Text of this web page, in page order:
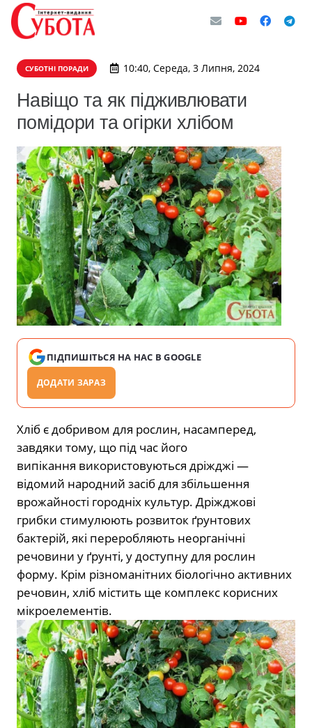
СУБОТНІ ПОРАДИ 10:40, Середа, 3 Липня, 2024
Навіщо та як підживлювати
помідори та огірки хлібом
ПІДПИШІТЬСЯ НА НАС В GOOGLE
ДОДАТИ ЗАРАЗ
Хліб є добривом для рослин, насамперед,
завдяки тому, що під час його
випікання використовуються дріжджі —
відомий народний засіб для збільшення
врожайності городніх культур. Дріжджові
грибки стимулюють розвиток ґрунтових
бактерій, які переробляють неорганічні
речовини у ґрунті, у доступну для рослин
форму. Крім різноманітних біологічно активних
речовин, хліб містить ще комплекс корисних
мікроелементів.